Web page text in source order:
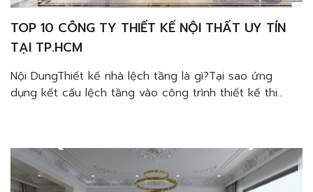
TOP 10 CÔNG TY THIẾT KẾ NỘI THẤT UY TÍN
TẠI TP.HCM
Nội DungThiết kế nhà lệch tầng là gì?Tại sao ứng
dụng kết cấu lệch tầng vào công trình thiết kế thi
nhắc yếu tố phù […]